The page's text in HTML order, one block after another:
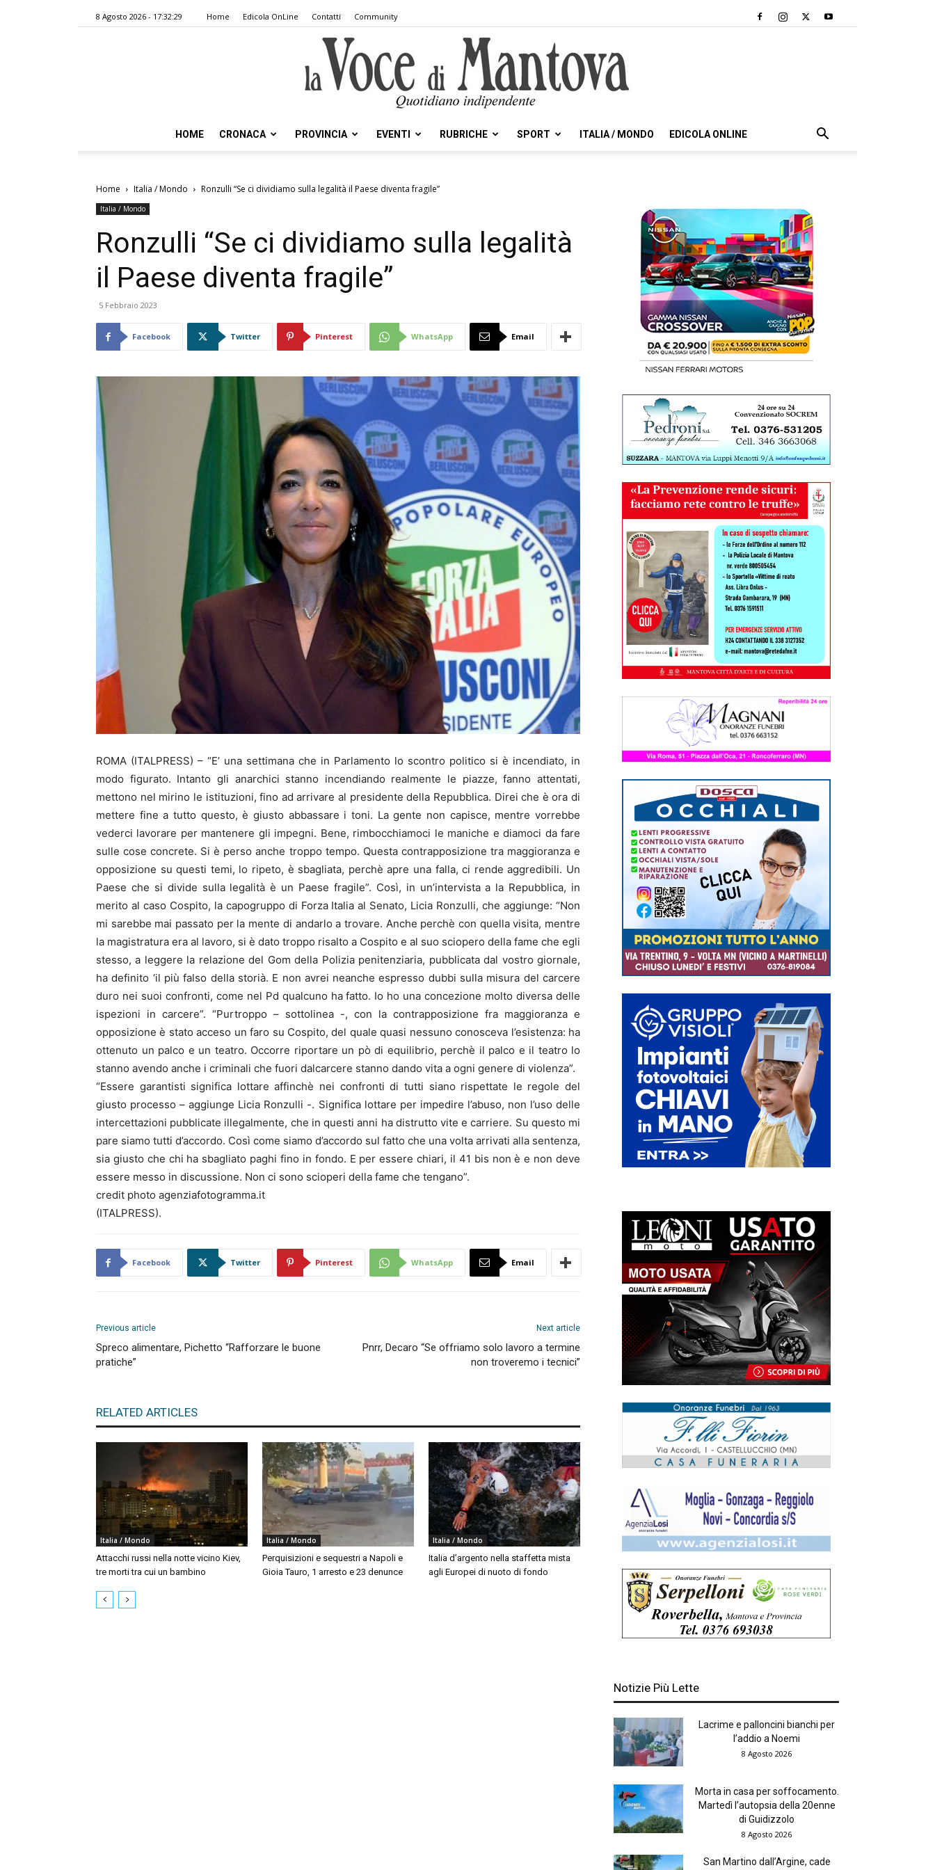
8 Agosto 2026 - 17:32:29 Home Edicola OnLine Contatti Community
Voce
HOME CRONACA PROVINCIA EVENTI RUBRICHE SPORT ITALIA / MONDO EDICOLA ONLINE
Home Italia / Mondo Ronzulli “Se ci dividiamo sulla legalità il Paese diventa fragile”
Italia / Mondo
Ronzulli “Se ci dividiamo sulla legalità
il Paese diventa fragile”
5 Febbraio 2023
Facebook Twitter Pinterest WhatsApp Email
ROMA (ITALPRESS) – “E’ una settimana che in Parlamento lo scontro politico si è incendiato, in
modo figurato. Intanto gli anarchici stanno incendiando realmente le piazze, fanno attentati,
mettono nel mirino le istituzioni, fino ad arrivare al presidente della Repubblica. Direi che è ora di
mettere fine a tutto questo, è giusto abbassare i toni. La gente non capisce, mentre vorrebbe
vederci lavorare per mantenere gli impegni. Bene, rimbocchiamoci le maniche e diamoci da fare
sulle cose concrete. Si è perso anche troppo tempo. Questa contrapposizione tra maggioranza e
opposizione su questi temi, lo ripeto, è sbagliata, perchè apre una falla, ci rende aggredibili. Un
Paese che si divide sulla legalità è un Paese fragile”. Così, in un’intervista a la Repubblica, in
merito al caso Cospito, la capogruppo di Forza Italia al Senato, Licia Ronzulli, che aggiunge: “Non
mi sarebbe mai passato per la mente di andarlo a trovare. Anche perchè con quella visita, mentre
la magistratura era al lavoro, si è dato troppo risalto a Cospito e al suo sciopero della fame che egli
stesso, a leggere la relazione del Gom della Polizia penitenziaria, pubblicata dal vostro giornale,
ha definito ‘il più falso della storià. E non avrei neanche espresso dubbi sulla misura del carcere
duro nei suoi confronti, come nel Pd qualcuno ha fatto. Io ho una concezione molto diversa delle
ispezioni in carcere”. “Purtroppo – sottolinea -, con la contrapposizione fra maggioranza e
opposizione è stato acceso un faro su Cospito, del quale quasi nessuno conosceva l’esistenza: ha
ottenuto un palco e un teatro. Occorre riportare un pò di equilibrio, perchè il palco e il teatro lo
stanno avendo anche i criminali che fuori dalcarcere stanno dando vita a ogni genere di violenza”.
“Essere garantisti significa lottare affinchè nei confronti di tutti siano rispettate le regole del
giusto processo – aggiunge Licia Ronzulli -. Significa lottare per impedire l’abuso, non l’uso delle
intercettazioni pubblicate illegalmente, che in questi anni ha distrutto vite e carriere. Su questo mi
pare siamo tutti d’accordo. Così come siamo d’accordo sul fatto che una volta arrivati alla sentenza,
sia giusto che chi ha sbagliato paghi fino in fondo. E per essere chiari, il 41 bis non è e non deve
essere messo in discussione. Non ci sono scioperi della fame che tengano”.
credit photo agenziafotogramma.it
(ITALPRESS).
Facebook Twitter Pinterest WhatsApp Email
Previous article
Spreco alimentare, Pichetto “Rafforzare le buone
pratiche”
Next article
Pnrr, Decaro “Se offriamo solo lavoro a termine
non troveremo i tecnici”
RELATED ARTICLES
Italia / Mondo
Attacchi russi nella notte vicino Kiev,
tre morti tra cui un bambino
Italia / Mondo
Perquisizioni e sequestri a Napoli e
Gioia Tauro, 1 arresto e 23 denunce
Italia / Mondo
Italia d’argento nella staffetta mista
agli Europei di nuoto di fondo
Notizie Più Lette
Lacrime e palloncini bianchi per
l’addio a Noemi
8 Agosto 2026
Morta in casa per soffocamento.
Martedì l’autopsia della 20enne
di Guidizzolo
8 Agosto 2026
San Martino dall’Argine, cade